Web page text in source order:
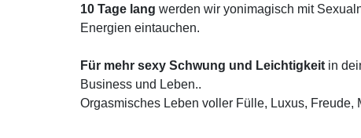
10 Tage lang werden wir yonimagisch mit
Energien eintauchen.
Für mehr sexy Schwung und Leichtigkeit in
Business und Leben..
Orgasmisches Leben voller Fülle, Luxus, Freude,